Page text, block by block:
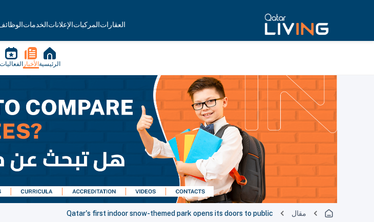
العقاراتالمركباتالإعلاناتالخدمات
الرئيسية الأخبار الفعاليات
مقال Qatar's first indoor snow-themed park opens its doors to public